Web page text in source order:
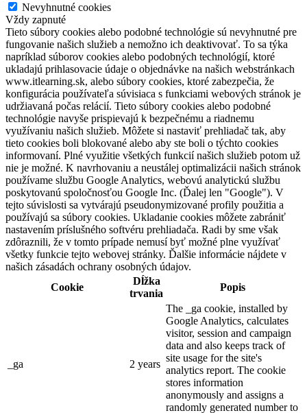
Nevyhnutné cookies
Vždy zapnuté
Tieto súbory cookies alebo podobné technológie sú nevyhnutné pre
fungovanie našich služieb a nemožno ich deaktivovať. To sa týka
napríklad súborov cookies alebo podobných technológií, ktoré
ukladajú prihlasovacie údaje o objednávke na našich webstránkach
www.itlearning.sk, alebo súbory cookies, ktoré zabezpečia, že
konfigurácia používateľa súvisiaca s funkciami webových stránok je
udržiavaná počas relácií. Tieto súbory cookies alebo podobné
technológie navyše prispievajú k bezpečnému a riadnemu
využívaniu našich služieb. Môžete si nastaviť prehliadač tak, aby
tieto cookies boli blokované alebo aby ste boli o týchto cookies
informovaní. Plné využitie všetkých funkcií našich služieb potom už
nie je možné. K navrhovaniu a neustálej optimalizácii našich stránok
používame službu Google Analytics, webovú analytickú službu
poskytovanú spoločnosťou Google Inc. (Ďalej len "Google"). V
tejto súvislosti sa vytvárajú pseudonymizované profily použitia a
používajú sa súbory cookies. Ukladanie cookies môžete zabrániť
nastavením príslušného softvéru prehliadača. Radi by sme však
zdôraznili, že v tomto prípade nemusí byť možné plne využívať
všetky funkcie tejto webovej stránky. Ďalšie informácie nájdete v
našich zásadách ochrany osobných údajov.
Cookie
Dĺžka
trvania
Popis
_ga 2 years
The _ga cookie, installed by
Google Analytics, calculates
visitor, session and campaign
data and also keeps track of
site usage for the site's
analytics report. The cookie
stores information
anonymously and assigns a
randomly generated number to